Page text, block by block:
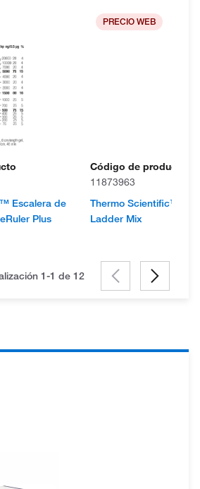
Escalera de
Plus
PRECIO WEB
Código de producto
11873963
Thermo Scientific™
Ladder Mix
1-1 de 12